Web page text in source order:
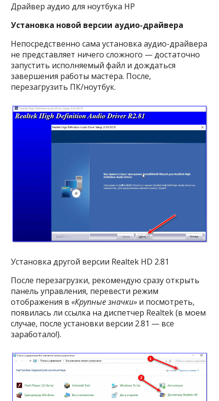
Драйвер аудио для ноутбука HP
Установка новой версии аудио-драйвера
Непосредственно сама установка аудио-драйвера
не представляет ничего сложного — достаточно
запустить исполняемый файл и дождаться
завершения работы мастера. После,
перезагрузить ПК/ноутбук.
Установка другой версии Realtek HD 2.81
После перезагрузки, рекомендую сразу открыть
панель управления, перевести режим
отображения в«Крупные значки» и посмотреть,
появилась ли ссылка на диспетчер Realtek (в моем
случае, после установки версии 2.81 — все
заработало!).